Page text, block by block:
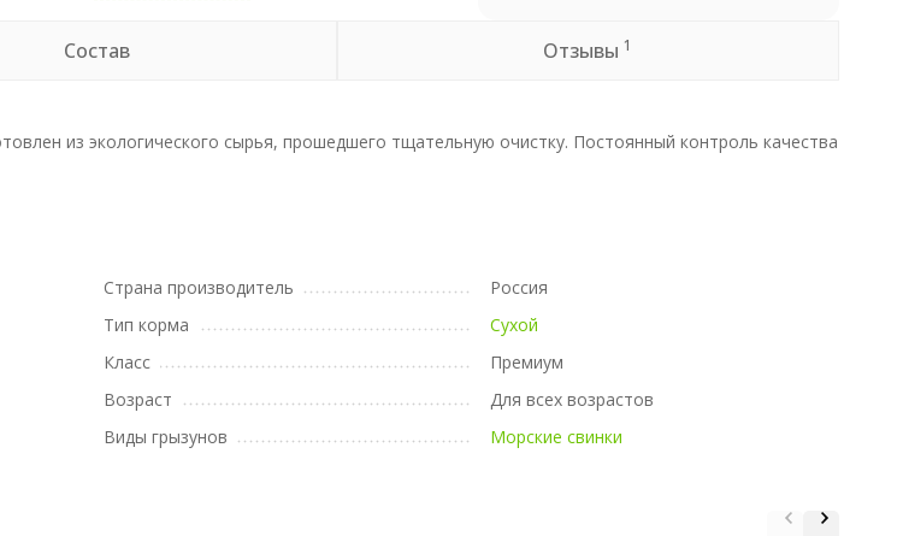
Состав Отзывы 1
из экологического сырья, прошедшего тщательную очистку. Постоянный контроль качества
Страна производитель
Россия
Тип корма
Сухой
Класс
Премиум
Возраст
Для всех возрастов
Виды грызунов
Морские свинки